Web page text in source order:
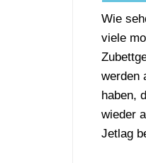
Wie
viele
werden
haben,
wieder
Jetlag